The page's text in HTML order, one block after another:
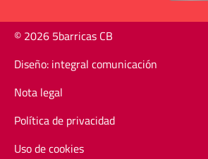
© 2026 5barricas CB
Diseño: integral comunicación
Nota legal
Política de privacidad
Uso de cookies